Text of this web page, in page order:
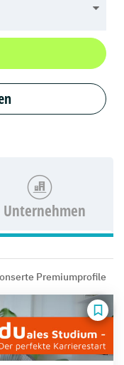
Unternehmen
Premiumprofile